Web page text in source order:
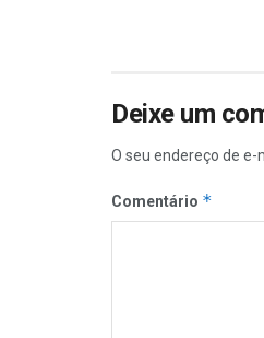
Deixe um
O seu endereço de e-
Comentário *